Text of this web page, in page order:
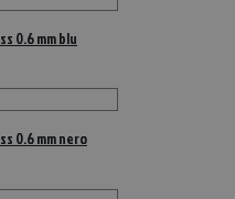
0.6 mm blu
0.6 mm nero